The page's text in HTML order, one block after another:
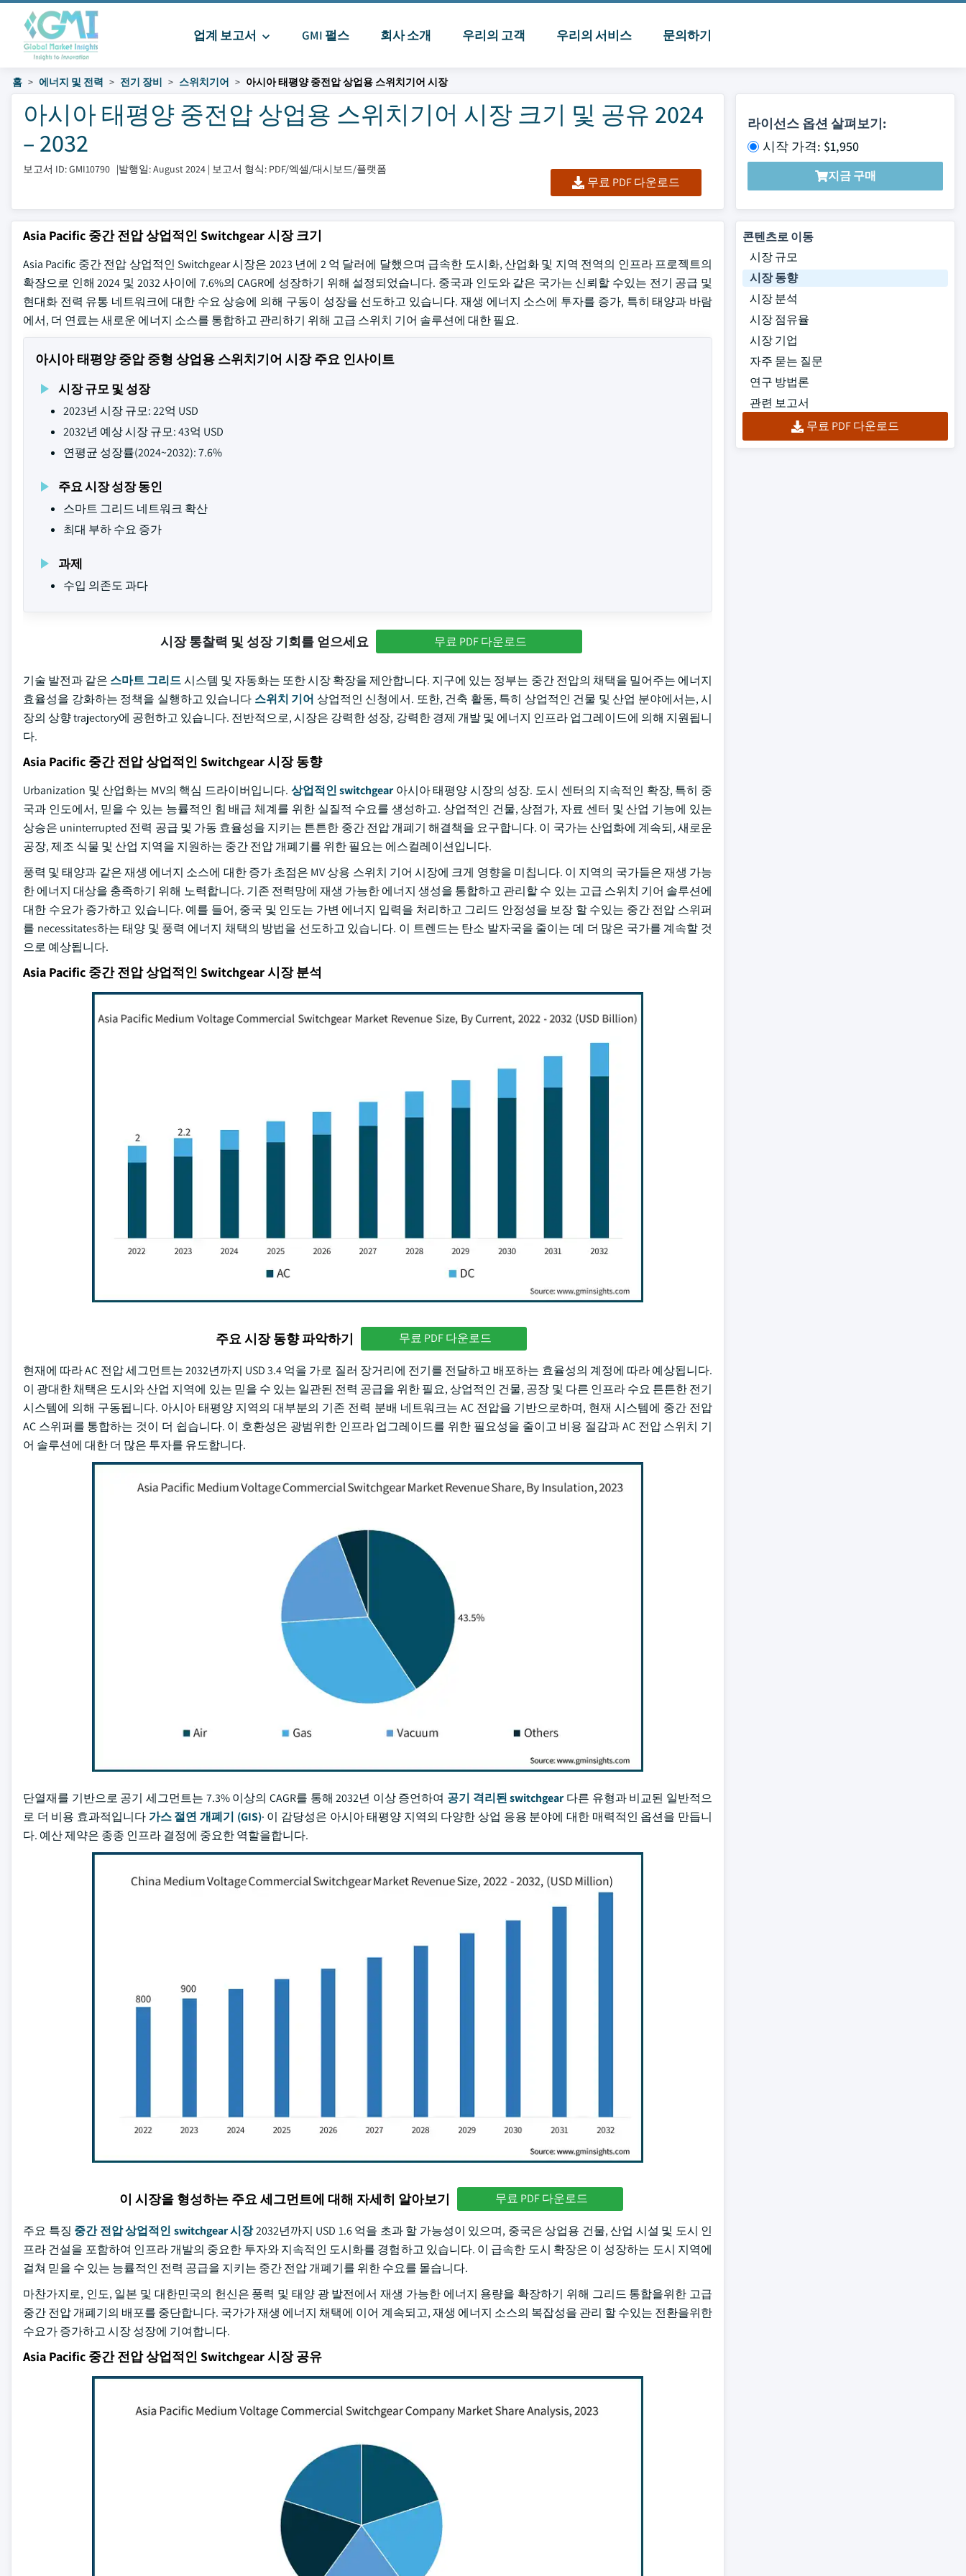
업계 보고서 GMI 펄스 회사 소개 우리의 고객 우리의 서비스 문의하기
홈 에너지 및 전력 전기 장비 스위치기어 아시아 태평양 중전압 상업용 스위치기어 시장
아시아 태평양 중전압 상업용 스위치기어 시장 크기 및 공유 2024
– 2032
보고서 ID: GMI10790 |발행일: August 2024 | 보고서 형식: PDF/엑셀/대시보드/플랫폼
무료 PDF 다운로드
라이선스 옵션 살펴보기:
시작 가격: $1,950
지금 구매
Asia Pacific 중간 전압 상업적인 Switchgear 시장 크기
Asia Pacific 중간 전압 상업적인 Switchgear 시장은 2023 년에 2 억 달러에 달했으며 급속한 도시화, 산업화 및 지역 전역의 인프라 프로젝트의
확장으로 인해 2024 및 2032 사이에 7.6%의 CAGR에 성장하기 위해 설정되었습니다. 중국과 인도와 같은 국가는 신뢰할 수있는 전기 공급 및
현대화 전력 유통 네트워크에 대한 수요 상승에 의해 구동이 성장을 선도하고 있습니다. 재생 에너지 소스에 투자를 증가, 특히 태양과 바람
에서, 더 연료는 새로운 에너지 소스를 통합하고 관리하기 위해 고급 스위치 기어 솔루션에 대한 필요.
아시아 태평양 중압 중형 상업용 스위치기어 시장 주요 인사이트
시장 규모 및 성장
2023년 시장 규모: 22억 USD
2032년 예상 시장 규모: 43억 USD
연평균 성장률(2024~2032): 7.6%
주요 시장 성장 동인
스마트 그리드 네트워크 확산
최대 부하 수요 증가
과제
수입 의존도 과다
시장 통찰력 및 성장 기회를 얻으세요 무료 PDF 다운로드
기술 발전과 같은 스마트 그리드시스템 및 자동화는 또한 시장 확장을 제안합니다. 지구에 있는 정부는 중간 전압의 채택을 밀어주는 에너지
효율성을 강화하는 정책을 실행하고 있습니다 스위치 기어 상업적인 신청에서. 또한, 건축 활동, 특히 상업적인 건물 및 산업 분야에서는, 시
장의 상향 trajectory에 공헌하고 있습니다. 전반적으로, 시장은 강력한 성장, 강력한 경제 개발 및 에너지 인프라 업그레이드에 의해 지원됩니
다.
Asia Pacific 중간 전압 상업적인 Switchgear 시장 동향
Urbanization 및 산업화는 MV의 핵심 드라이버입니다. 상업적인 switchgear아시아 태평양 시장의 성장. 도시 센터의 지속적인 확장, 특히 중
국과 인도에서, 믿을 수 있는 능률적인 힘 배급 체계를 위한 실질적 수요를 생성하고. 상업적인 건물, 상점가, 자료 센터 및 산업 기능에 있는
상승은 uninterrupted 전력 공급 및 가동 효율성을 지키는 튼튼한 중간 전압 개폐기 해결책을 요구합니다. 이 국가는 산업화에 계속되, 새로운
공장, 제조 식물 및 산업 지역을 지원하는 중간 전압 개폐기를 위한 필요는 에스컬레이션입니다.
풍력 및 태양과 같은 재생 에너지 소스에 대한 증가 초점은 MV 상용 스위치 기어 시장에 크게 영향을 미칩니다. 이 지역의 국가들은 재생 가능
한 에너지 대상을 충족하기 위해 노력합니다. 기존 전력망에 재생 가능한 에너지 생성을 통합하고 관리할 수 있는 고급 스위치 기어 솔루션에
대한 수요가 증가하고 있습니다. 예를 들어, 중국 및 인도는 가변 에너지 입력을 처리하고 그리드 안정성을 보장 할 수있는 중간 전압 스위퍼
를 necessitates하는 태양 및 풍력 에너지 채택의 방법을 선도하고 있습니다. 이 트렌드는 탄소 발자국을 줄이는 데 더 많은 국가를 계속할 것
으로 예상됩니다.
Asia Pacific 중간 전압 상업적인 Switchgear 시장 분석
주요 시장 동향 파악하기 무료 PDF 다운로드
현재에 따라 AC 전압 세그먼트는 2032년까지 USD 3.4 억을 가로 질러 장거리에 전기를 전달하고 배포하는 효율성의 계정에 따라 예상됩니다.
이 광대한 채택은 도시와 산업 지역에 있는 믿을 수 있는 일관된 전력 공급을 위한 필요, 상업적인 건물, 공장 및 다른 인프라 수요 튼튼한 전기
시스템에 의해 구동됩니다. 아시아 태평양 지역의 대부분의 기존 전력 분배 네트워크는 AC 전압을 기반으로하며, 현재 시스템에 중간 전압
AC 스위퍼를 통합하는 것이 더 쉽습니다. 이 호환성은 광범위한 인프라 업그레이드를 위한 필요성을 줄이고 비용 절감과 AC 전압 스위치 기
어 솔루션에 대한 더 많은 투자를 유도합니다.
단열재를 기반으로 공기 세그먼트는 7.3% 이상의 CAGR를 통해 2032년 이상 증언하여 공기 격리된 switchgear다른 유형과 비교된 일반적으
로 더 비용 효과적입니다 가스 절연 개폐기 (GIS)· 이 감당성은 아시아 태평양 지역의 다양한 상업 응용 분야에 대한 매력적인 옵션을 만듭니
다. 예산 제약은 종종 인프라 결정에 중요한 역할을합니다.
이 시장을 형성하는 주요 세그먼트에 대해 자세히 알아보기 무료 PDF 다운로드
주요 특징 중간 전압 상업적인 switchgear 시장2032년까지 USD 1.6 억을 초과 할 가능성이 있으며, 중국은 상업용 건물, 산업 시설 및 도시 인
프라 건설을 포함하여 인프라 개발의 중요한 투자와 지속적인 도시화를 경험하고 있습니다. 이 급속한 도시 확장은 이 성장하는 도시 지역에
걸쳐 믿을 수 있는 능률적인 전력 공급을 지키는 중간 전압 개폐기를 위한 수요를 몰습니다.
마찬가지로, 인도, 일본 및 대한민국의 헌신은 풍력 및 태양 광 발전에서 재생 가능한 에너지 용량을 확장하기 위해 그리드 통합을위한 고급
중간 전압 개폐기의 배포를 중단합니다. 국가가 재생 에너지 채택에 이어 계속되고, 재생 에너지 소스의 복잡성을 관리 할 수있는 전환을위한
수요가 증가하고 시장 성장에 기여합니다.
Asia Pacific 중간 전압 상업적인 Switchgear 시장 공유
콘텐츠로 이동
시장 규모
시장 동향
시장 분석
시장 점유율
시장 기업
자주 묻는 질문
연구 방법론
관련 보고서
무료 PDF 다운로드